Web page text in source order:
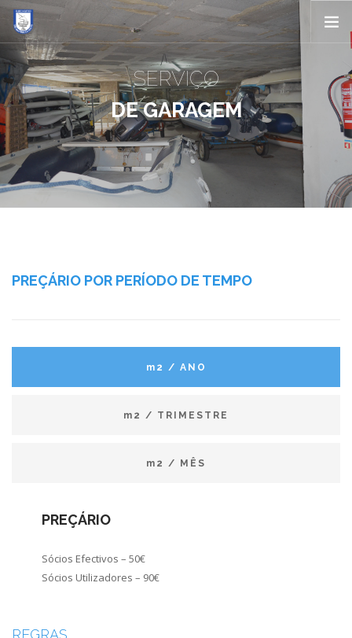
CLUBE
SERVIÇOS
ACTIVIDADES
SER SÓCIO
FORMAÇÃO
CONTACTOS
SERVIÇO
DE GARAGEM
PREÇÁRIO POR PERÍODO DE TEMPO
m2 / ANO
m2 / TRIMESTRE
m2 / MÊS
PREÇÁRIO
Sócios Efectivos – 50€
Sócios Utilizadores – 90€
REGRAS